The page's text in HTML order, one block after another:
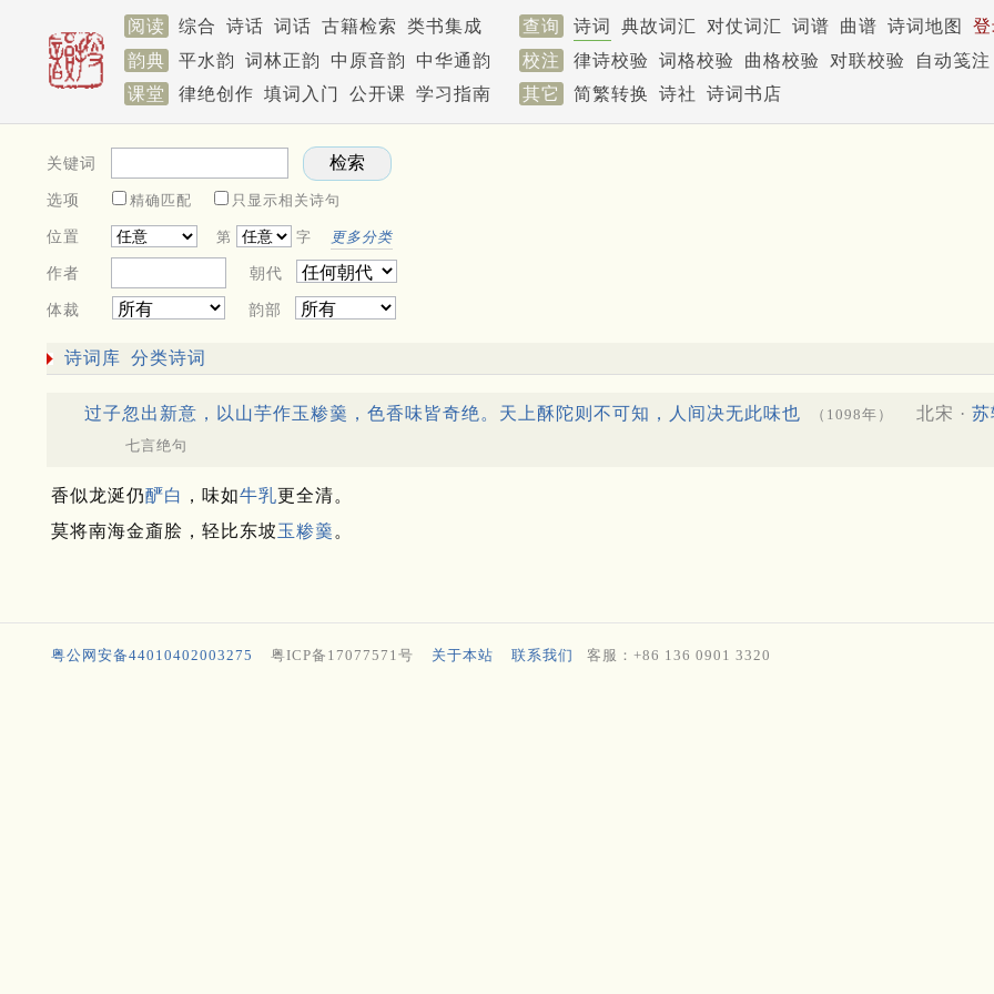
阅读 综合 诗话 词话 古籍检索 类书集成 查询 诗词 典故词汇 对仗词汇 词谱 曲谱 诗词地图
韵典
平水韵 词林正韵 中原音韵 中华通韵 校注 律诗校验 词格校验 曲格校验 对联校验
自动笺注
课堂
律绝创作 填词入门 公开课 学习指南 其它 简繁转换 诗社 诗词书店
关键词
选项 精确匹配 只显示相关诗句
位置 第 字 更多分类
作者 朝代
体裁 韵部
诗词库 分类诗词
过子忽出新意，以山芋作玉糁羹，色香味皆奇绝。天上酥陀则不可知，人间决无此味也 （1098年） 北宋 · 苏
七言绝句
香似龙涎仍酽白 ，味如牛乳更全清。
莫将南海金齑脍，轻比东坡玉糁羹 。
粤公网安备44010402003275 粤ICP备17077571号 关于本站 联系我们 客服：+86 136 0901 3320